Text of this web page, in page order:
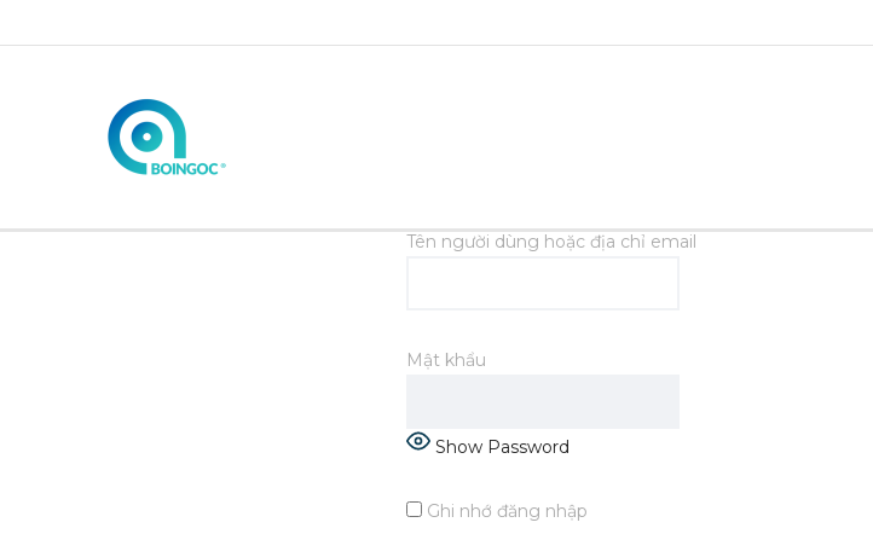
Tên người dùng hoặc địa chỉ email
Mật khẩu
Show Password
Ghi nhớ đăng nhập